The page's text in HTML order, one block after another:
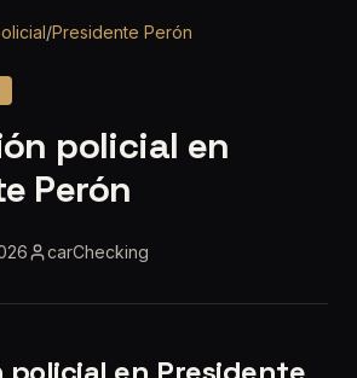
/Presidente Perón
policial en
Perón
carChecking